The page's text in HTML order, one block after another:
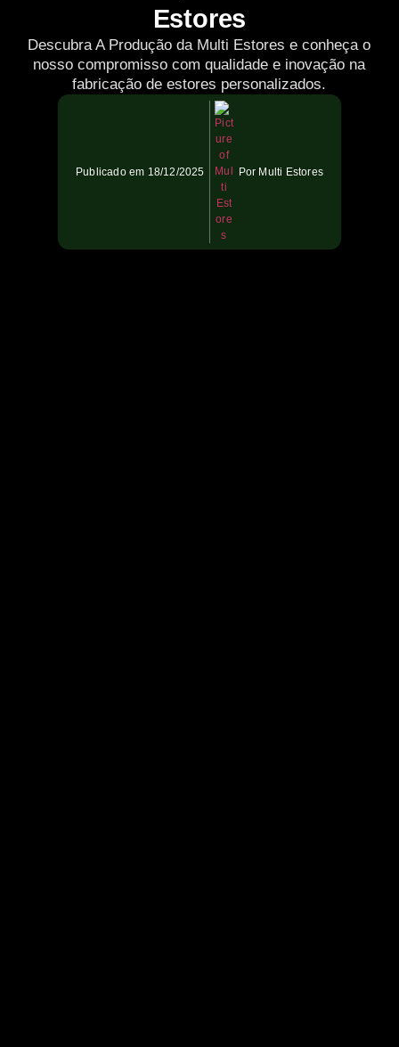
Estores
Descubra A Produção da Multi Estores e conheça o
nosso compromisso com qualidade e inovação na
fabricação de estores personalizados.
Publicado em 18/12/2025 Por Multi Estores